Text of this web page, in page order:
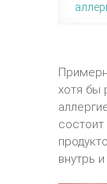
хотя бы
внутрь